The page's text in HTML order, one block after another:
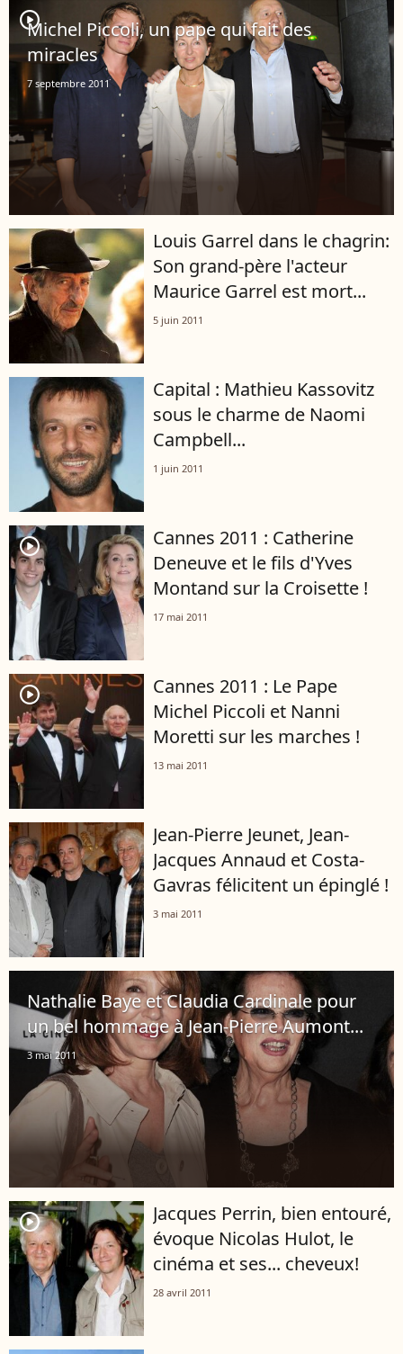
player2
Michel Piccoli, un pape qui fait des
miracles
7 septembre 2011
Louis Garrel dans le chagrin:
Son grand-père l'acteur
Maurice Garrel est mort...
5 juin 2011
Capital : Mathieu Kassovitz
sous le charme de Naomi
Campbell...
1 juin 2011
player2
Cannes 2011 : Catherine
Deneuve et le fils d'Yves
Montand sur la Croisette !
17 mai 2011
player2
Cannes 2011 : Le Pape
Michel Piccoli et Nanni
Moretti sur les marches !
13 mai 2011
Jean-Pierre Jeunet, Jean-
Jacques Annaud et Costa-
Gavras félicitent un épinglé !
3 mai 2011
Nathalie Baye et Claudia Cardinale pour
un bel hommage à Jean-Pierre Aumont...
3 mai 2011
player2
Jacques Perrin, bien entouré,
évoque Nicolas Hulot, le
cinéma et ses... cheveux!
28 avril 2011